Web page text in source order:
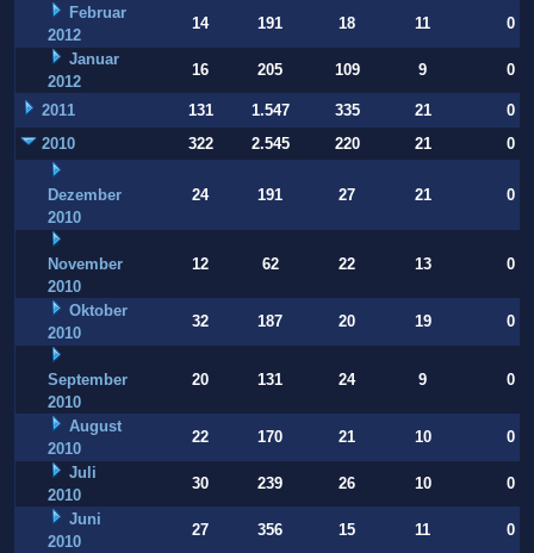
Februar
2012
14 191 18 11
0
Januar
2012
16 205 109 9 0
2011 131 1.547 335 21
0
2010
322 2.545 220 21 0
Dezember
2010
24 191 27 21 0
November
2010
12 62 22 13 0
Oktober
2010
32 187 20 19 0
September
2010
20 131 24 9 0
August
2010
22 170 21 10
0
Juli
2010
30 239 26 10
0
Juni
2010
27 356 15 11 0